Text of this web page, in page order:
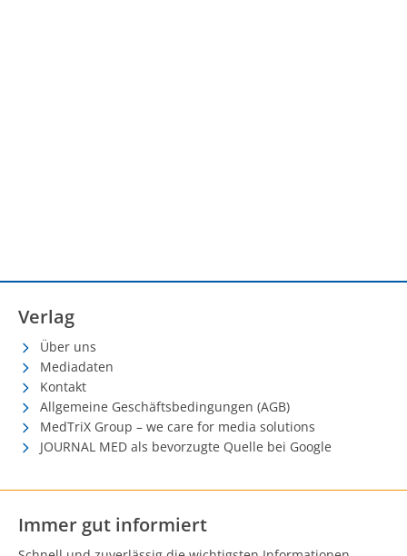
Verlag
Über uns
Mediadaten
Kontakt
Allgemeine Geschäftsbedingungen (AGB)
MedTriX Group – we care for media solutions
JOURNAL MED als bevorzugte Quelle bei Google
Immer gut informiert